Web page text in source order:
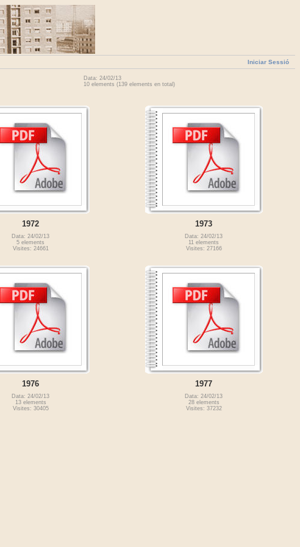
Iniciar Sessió
Data: 24/02/13
10 elements (139 elements en total)
1972
Data: 24/02/13
5 elements
Visites: 24661
1973
Data: 24/02/13
11 elements
Visites: 27166
1976
Data: 24/02/13
13 elements
Visites: 30405
1977
Data: 24/02/13
28 elements
Visites: 37232